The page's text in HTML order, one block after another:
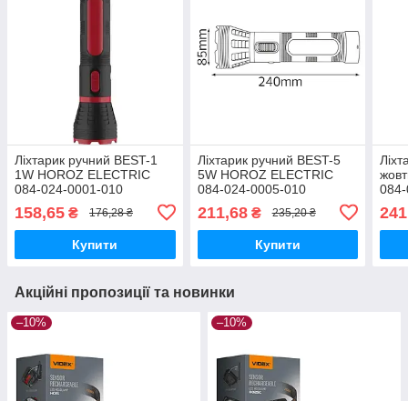
Ліхтарик ручний BEST-1
1W HOROZ ELECTRIC
084-024-0001-010
158,65 ₴ 176,28 ₴
Купити
Ліхтарик ручний BEST-5
5W HOROZ ELECTRIC
084-024-0005-010
211,68₴ 235,20 ₴
Купити
Акційні пропозиції та новинки
–10% –10%